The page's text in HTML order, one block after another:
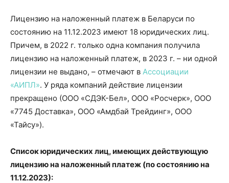
Лицензию на наложенный платеж в Беларуси по
состоянию на 11.12.2023 имеют 18 юридических лиц.
Причем, в 2022 г. только одна компания получила
лицензию на наложенный платеж, в 2023 г. – ни одной
лицензии не выдано, – отмечают в Ассоциации
«АИПЛ». У ряда компаний действие лицензии
прекращено (ООО «СДЭК-Бел», ООО «Росчерк», ООО
«7745 Доставка», ООО «Амдбай Трейдинг», ООО
«Тайсу»).
Список юридических лиц, имеющих действующую
лицензию на наложенный платеж (по состоянию на
11.12.2023):